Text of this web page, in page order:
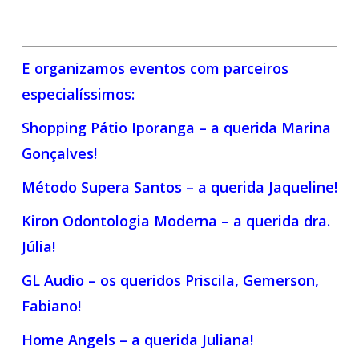
E organizamos eventos com parceiros
especialíssimos:
Shopping Pátio Iporanga – a querida Marina
Gonçalves!
Método Supera Santos – a querida Jaqueline!
Kiron Odontologia Moderna – a querida dra.
Júlia!
GL Audio – os queridos Priscila, Gemerson,
Fabiano!
Home Angels – a querida Juliana!